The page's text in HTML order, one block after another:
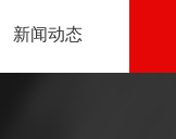
新闻动态